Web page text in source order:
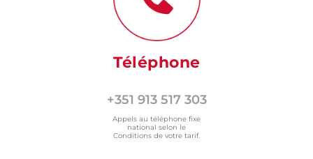
Téléphone
+351 913 517 303
Appels au téléphone fixe
national selon le
Conditions de votre tarif.